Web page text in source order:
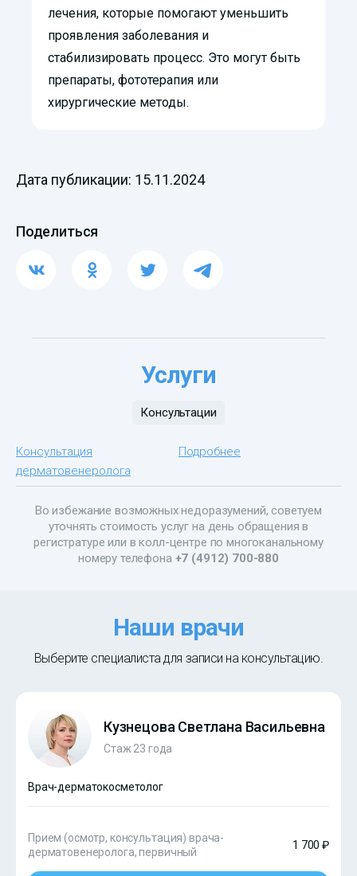
лечения, которые помогают уменьшить
проявления заболевания и
стабилизировать процесс. Это могут быть
препараты, фототерапия или
хирургические методы.
Дата публикации: 15.11.2024
Поделиться
Услуги
Консультации
Консультация
дерматовенеролога
Подробнее
Во избежание возможных недоразумений, советуем
уточнять стоимость услуг на день обращения в
регистратуре или в колл-центре по многоканальному
номеру телефона +7 (4912) 700-880
Наши врачи
Выберите специалиста для записи на консультацию.
Кузнецова Светлана Васильевна
Стаж 23 года
Врач-дерматокосметолог
Прием (осмотр, консультация) врача-
дерматовенеролога, первичный
1 700 ₽